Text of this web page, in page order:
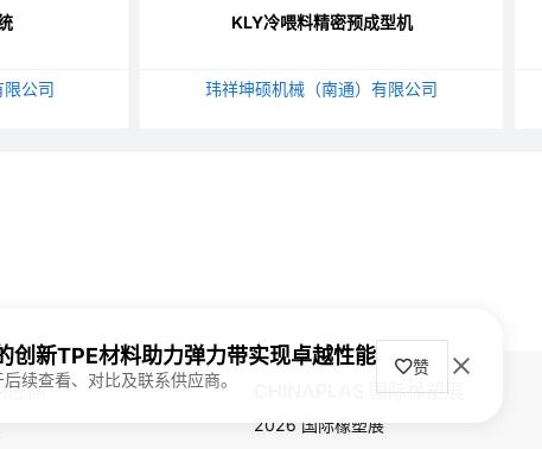
创新TPE材料助力弹力带实现卓越性能
续查看、对比及联系供应商。
赞
限公司
KLY冷喂料精密预成型机
玮祥坤硕机械（南通）有限公司
应商 CHINAPLAS 国际橡塑展
2026 国际橡塑展